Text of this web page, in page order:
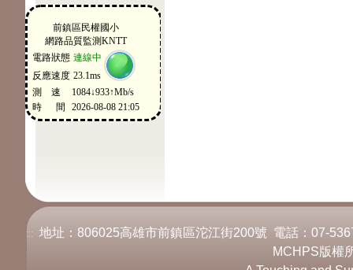
:::
地址：806025高雄市前鎮區沱江街200號 電話：07-
MCHPS版權